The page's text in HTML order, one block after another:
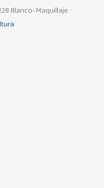
Blanco-Maquillaje